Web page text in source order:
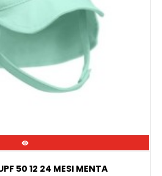

50 12 24 MESI MENTA